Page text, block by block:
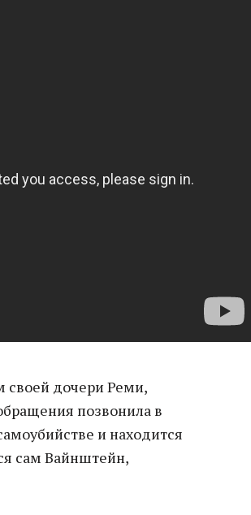
своей дочери Реми,
позвонила в
и находится
сам Вайнштейн,